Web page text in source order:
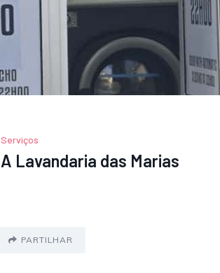
Serviços
A Lavandaria das Marias
PARTILHAR